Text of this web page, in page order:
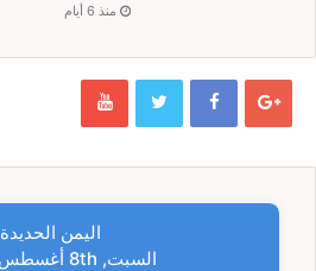
منذ 6 أيام
اليمن الحديدة
السبت, 8th أغسطس, 2026